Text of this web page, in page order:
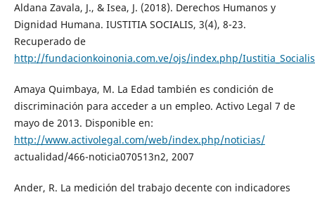
Aldana Zavala, J., & Isea, J. (2018). Derechos Humanos y
Dignidad Humana. IUSTITIA SOCIALIS, 3(4), 8-23.
Recuperado de
http://fundacionkoinonia.com.ve/ojs/index.php/
Amaya Quimbaya, M. La Edad también es condición de
discriminación para acceder a un empleo. Activo Legal 7 de
mayo de 2013. Disponible en:
http://www.activolegal.com/web/index.php/noticias/
actualidad/466-noticia070513n2, 2007
Ander, R. La medición del trabajo decente con indicadores